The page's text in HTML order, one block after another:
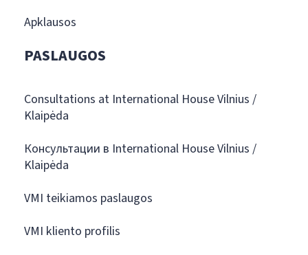
Apklausos
PASLAUGOS
Consultations at International House Vilnius /
Klaipėda
Консультации в International House Vilnius /
Klaipėda
VMI teikiamos paslaugos
VMI kliento profilis